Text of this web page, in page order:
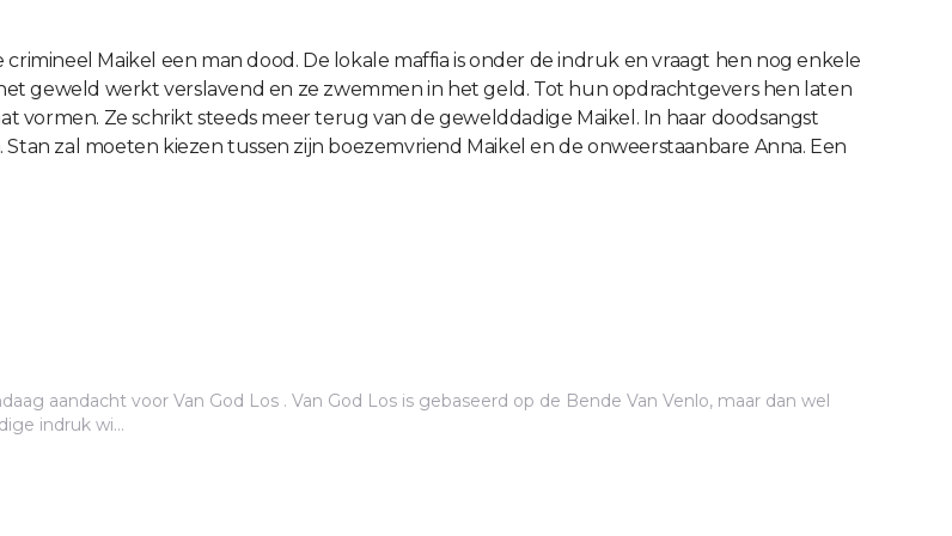
Maikel een man dood. De lokale maffia is onder de indruk en vraagt hen nog enkele
geweld werkt verslavend en ze zwemmen in het geld. Tot hun opdrachtgevers hen laten
vormen. Ze schrikt steeds meer terug van de gewelddadige Maikel. In haar doodsangst
zal moeten kiezen tussen zijn boezemvriend Maikel en de onweerstaanbare Anna. Een
Los is gebaseerd op de Bende Van Venlo, maar dan wel
indruk wi...